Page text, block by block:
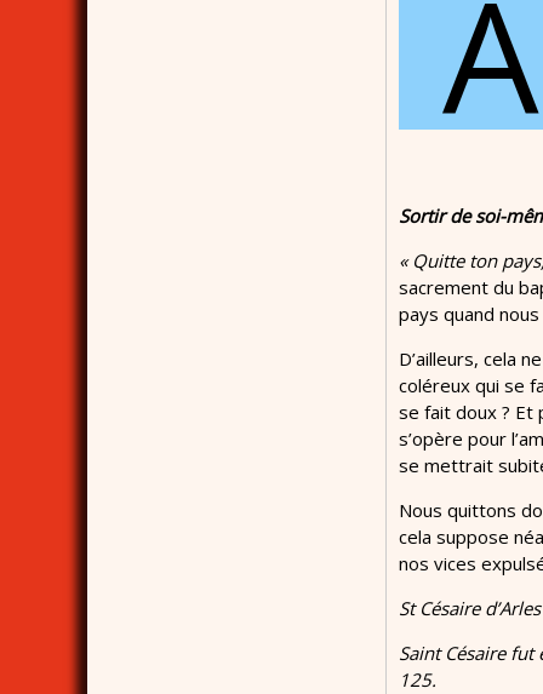
A
Sortir de soi-
« Quitte ton
sacrement du
pays quand
D’ailleurs, cela
coléreux qui se
se fait doux ? Et
s’opère pour
se mettrait
Nous quittons
cela suppose
nos vices
St Césaire d’Arles
Saint Césaire fut
125.